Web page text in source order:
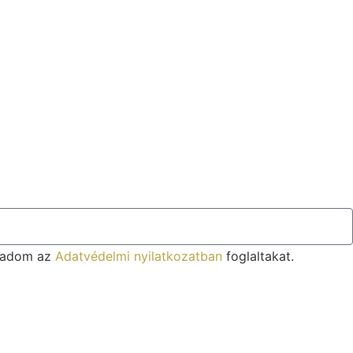
az Adatvédelmi nyilatkozatban foglaltakat.